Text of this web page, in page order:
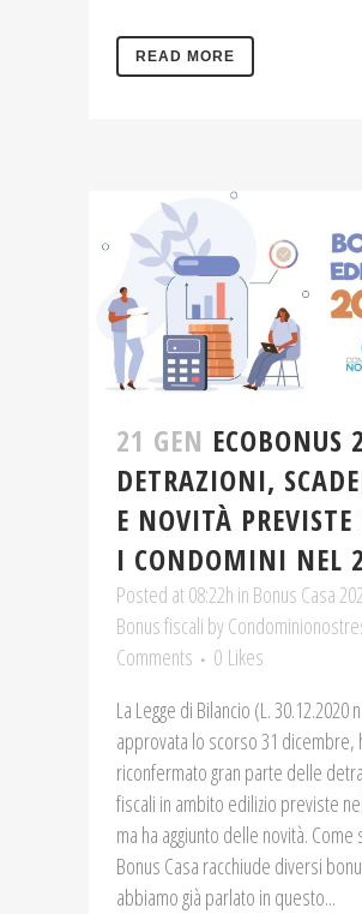
READ MORE
21 GEN ECOBONUS
DETRAZIONI,
E NOVITÀ PREVISTE
I CONDOMINI NEL
Posted at 08:22h in Bonus Casa
Bonus fiscali by
Comments
0 Likes
La Legge di Bilancio (L. 30.12.2020
approvata lo scorso 31 dicembre,
riconfermato gran parte delle
fiscali in ambito edilizio previste
ma ha aggiunto delle novità. Come
Bonus Casa racchiude diversi
abbiamo già parlato in questo...